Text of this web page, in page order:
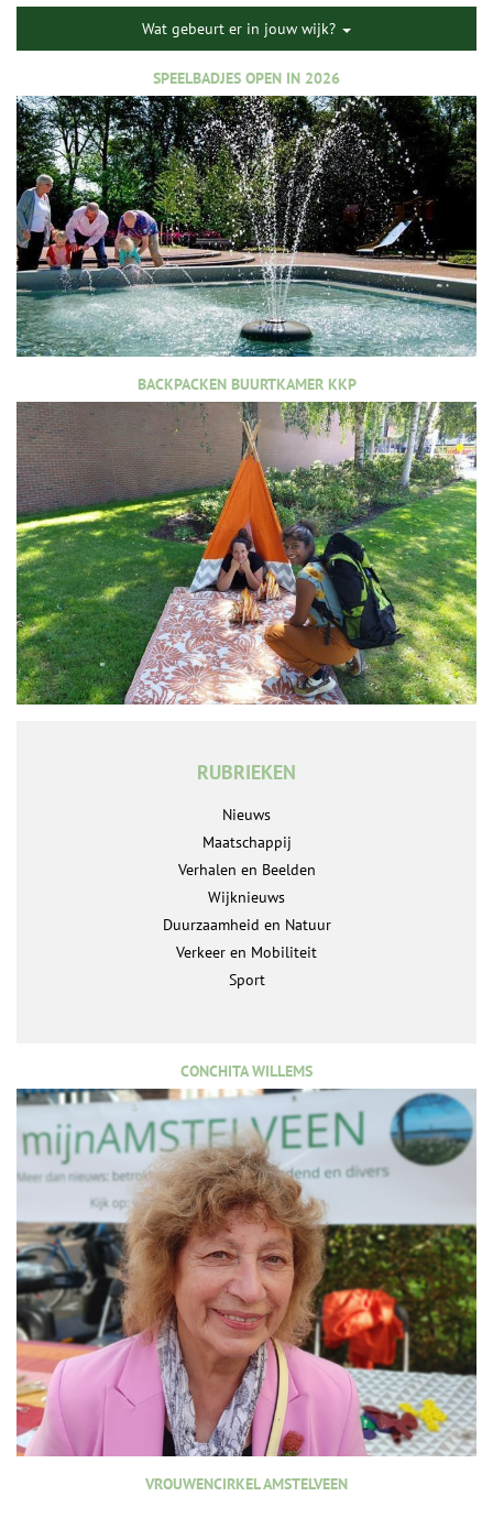
Wat gebeurt er in jouw wijk?
SPEELBADJES OPEN IN 2026
BACKPACKEN BUURTKAMER KKP
RUBRIEKEN
Nieuws
Maatschappij
Verhalen en Beelden
Wijknieuws
Duurzaamheid en Natuur
Verkeer en Mobiliteit
Sport
CONCHITA WILLEMS
VROUWENCIRKEL AMSTELVEEN